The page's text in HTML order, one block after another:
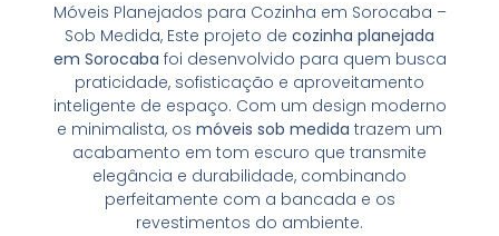
Móveis Planejados para Cozinha em Sorocaba –
Sob Medida, Este projeto de cozinha planejada
em Sorocaba foi desenvolvido para quem busca
praticidade, sofisticação e aproveitamento
inteligente de espaço. Com um design moderno
e minimalista, os móveis sob medida trazem um
acabamento em tom escuro que transmite
elegância e durabilidade, combinando
perfeitamente com a bancada e os
revestimentos do ambiente.